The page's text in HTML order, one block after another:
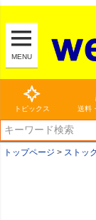
MENU
トピックス 送料
トップページ ストッ